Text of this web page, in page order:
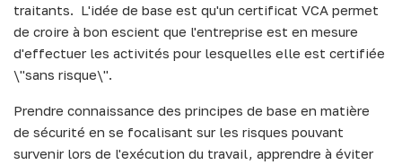
traitants. L'idée de base est qu'un certificat VCA permet
de croire à bon escient que l'entreprise est en mesure
d'effectuer les activités pour lesquelles elle est certifiée
\"sans risque\".
Prendre connaissance des principes de base en matière
de sécurité en se focalisant sur les risques pouvant
survenir lors de l'exécution du travail, apprendre à éviter